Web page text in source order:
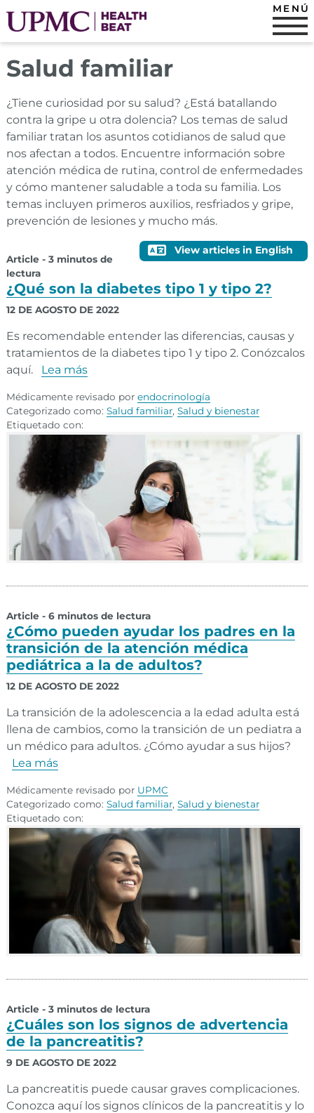
MENÚ
Salud familiar
¿Tiene curiosidad por su salud? ¿Está batallando
contra la gripe u otra dolencia? Los temas de salud
familiar tratan los asuntos cotidianos de salud que
nos afectan a todos. Encuentre información sobre
atención médica de rutina, control de enfermedades
y cómo mantener saludable a toda su familia. Los
temas incluyen primeros auxilios, resfriados y gripe,
prevención de lesiones y mucho más.
View articles in English
Article - 3 minutos de
lectura
¿Qué son la diabetes tipo 1 y tipo 2?
12 DE AGOSTO DE 2022
Es recomendable entender las diferencias, causas y
tratamientos de la diabetes tipo 1 y tipo 2. Conózcalos
aquí.
Lea más
Médicamente revisado por endocrinología
Categorizado como: Salud familiar, Salud y bienestar
Etiquetado con:
Article - 6 minutos de lectura
¿Cómo pueden ayudar los padres en la
transición de la atención médica
pediátrica a la de adultos?
12 DE AGOSTO DE 2022
La transición de la adolescencia a la edad adulta está
llena de cambios, como la transición de un pediatra a
un médico para adultos. ¿Cómo ayudar a sus hijos?
Lea más
Médicamente revisado por UPMC
Categorizado como: Salud familiar, Salud y bienestar
Etiquetado con:
Article - 3 minutos de lectura
¿Cuáles son los signos de advertencia
de la pancreatitis?
9 DE AGOSTO DE 2022
La pancreatitis puede causar graves complicaciones.
Conozca aquí los signos clínicos de la pancreatitis y lo